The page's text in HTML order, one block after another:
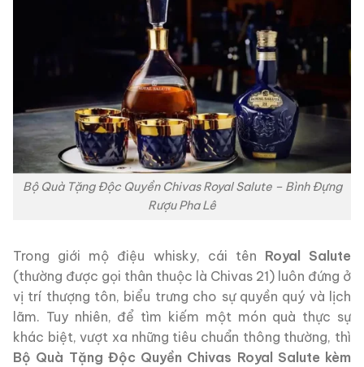
Bộ Quà Tặng Độc Quyền Chivas Royal Salute – Bình Đựng
Rượu Pha Lê
Trong giới mộ điệu whisky, cái tên Royal Salute
(thường được gọi thân thuộc là Chivas 21) luôn đứng ở
vị trí thượng tôn, biểu trưng cho sự quyền quý và lịch
lãm. Tuy nhiên, để tìm kiếm một món quà thực sự
khác biệt, vượt xa những tiêu chuẩn thông thường, thì
Bộ Quà Tặng Độc Quyền Chivas Royal Salute kèm